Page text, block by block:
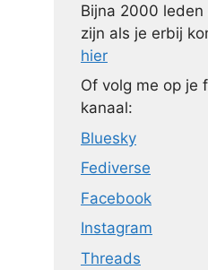
Bijna 2000
zijn als je erbij
hier
Of volg me op je
kanaal:
Bluesky
Fediverse
Facebook
Instagram
Threads